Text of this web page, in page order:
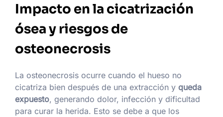
Impacto en la cicatrización
ósea y riesgos de
osteonecrosis
La osteonecrosis ocurre cuando el hueso no
cicatriza bien después de una extracción y queda
expuesto, generando dolor, infección y dificultad
para curar la herida. Esto se debe a que los